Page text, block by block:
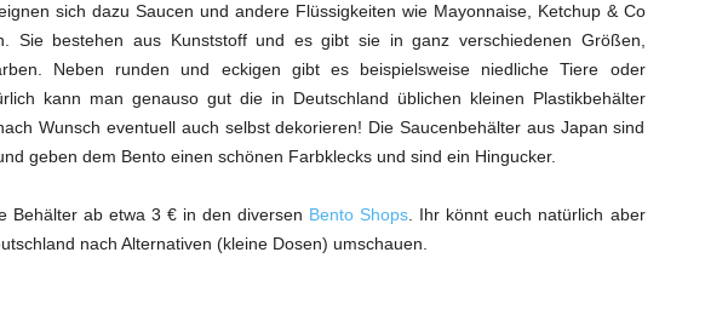
sich dazu Saucen und andere Flüssigkeiten wie Mayonnaise, Ketchup & Co
Sie bestehen aus Kunststoff und es gibt sie in ganz verschiedenen Größen,
Neben runden und eckigen gibt es beispielsweise niedliche Tiere oder
kann man genauso gut die in Deutschland üblichen kleinen Plastikbehälter
Wunsch eventuell auch selbst dekorieren! Die Saucenbehälter aus Japan sind
geben dem Bento einen schönen Farbklecks und sind ein Hingucker.
Behälter ab etwa 3 € in den diversen Bento Shops. Ihr könnt euch natürlich aber
nach Alternativen (kleine Dosen) umschauen.